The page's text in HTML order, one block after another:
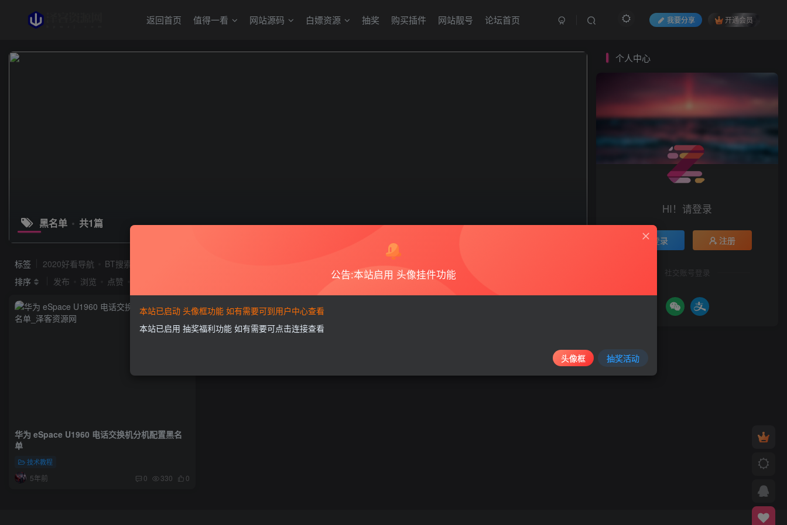
返回首页 值得一看 网站源码 白嫖资源 抽奖 购买插件 网站靓号 论坛首页 我要分享 开通会员
黑名单 共1篇
标签 2020好看导航 BT搜索
排序
发布 浏览 点赞
华为 eSpace U1960 电话交换机分机配置黑名
单
技术教程
5年前 0 330 0
个人中心
HI！请登录
登录 注册
社交账号登录
公告:本站启用 头像挂件功能
本站已启动 头像框功能 如有需要可到用户中心查看
本站已启用 抽奖福利功能 如有需要可点击连接查看
头像框 抽奖活动